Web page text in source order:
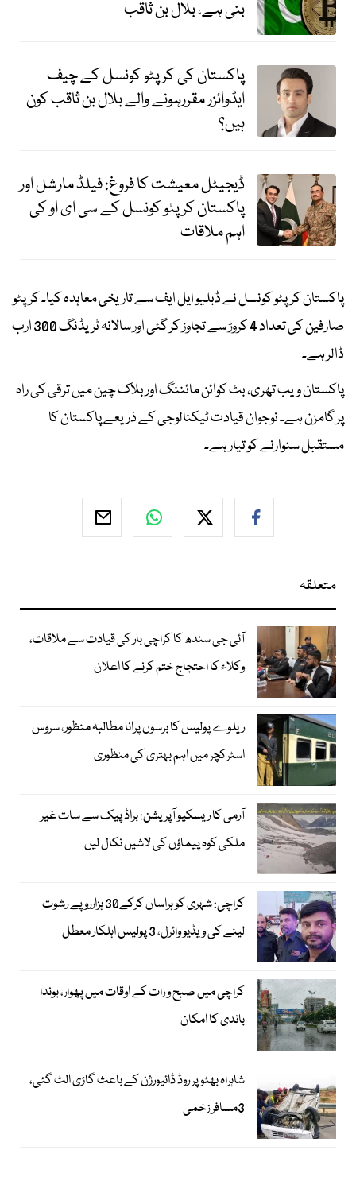
بنی ہے، بلال بن ثاقب
پاکستان کی کرپٹو کونسل کے چیف
ایڈوائزر مقررہونے والے بلال بن ثاقب کون
ہیں؟
ڈیجیٹل معیشت کا فروغ: فیلڈ مارشل اور
پاکستان کرپٹو کونسل کے سی ای او کی
اہم ملاقات
پاکستان کرپٹو کونسل نے ڈبلیو ایل ایف سے تاریخی معاہدہ کیا۔ کرپٹو
صارفین کی تعداد 4 کروڑ سے تجاوز کر گئی اور سالانہ ٹریڈنگ 300 ارب
ڈالر ہے۔
پاکستان ویب تھری، بٹ کوائن مائننگ اور بلاک چین میں ترقی کی راہ
پر گامزن ہے۔ نوجوان قیادت ٹیکنالوجی کے ذریعے پاکستان کا
مستقبل سنوارنے کو تیار ہے۔
متعلقہ
آئی جی سندھ کا کراچی بار کی قیادت سے ملاقات،
وکلاء کا احتجاج ختم کرنے کا اعلان
ریلوے پولیس کا برسوں پرانا مطالبہ منظور، سروس
اسٹرکچر میں اہم بہتری کی منظوری
آرمی کا ریسکیو آپریشن: براڈ پیک سے سات غیر
ملکی کوہ پیماؤں کی لاشیں نکال لیں
کراچی: شہری کو ہراساں کرکے30 ہزارروپے رشوت
لینے کی ویڈیو وائرل، 3 پولیس اہلکار معطل
کراچی میں صبح و رات کے اوقات میں پھوار، بوندا
باندی کا امکان
شاہراہ بھٹو پر روڈ ڈائیورژن کے باعث گاڑی الٹ گئی،
3مسافر زخمی